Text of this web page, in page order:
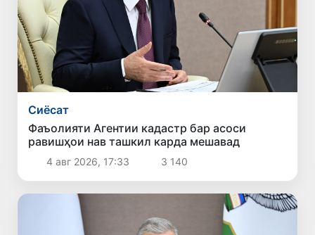
Сиёсат
Фаъолияти Агентии кадастр бар асоси
равишҳои нав ташкил карда мешавад
4 авг 2026, 17:33 3 140